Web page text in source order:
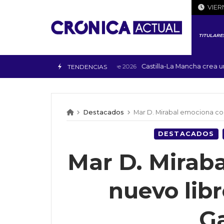
TENDENCIAS
6 De Agosto De 2026 Castilla-La Mancha crea un
Destacados Mar D. Mirabal emociona
DESTACADOS
Mar D.
nuevo